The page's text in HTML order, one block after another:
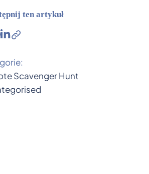
ten artykuł
Scavenger Hunt